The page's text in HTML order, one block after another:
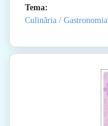
Tema:
Culinãria / Gastronomia